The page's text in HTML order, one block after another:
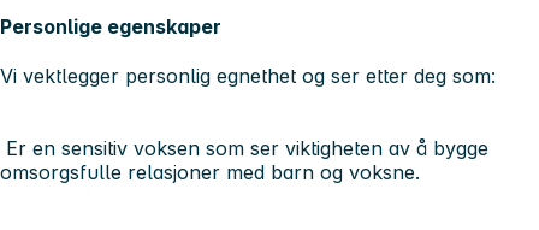
Personlige egenskaper
Vi vektlegger personlig egnethet og ser etter deg som:
Er en sensitiv voksen som ser viktigheten av å bygge
omsorgsfulle relasjoner med barn og voksne.